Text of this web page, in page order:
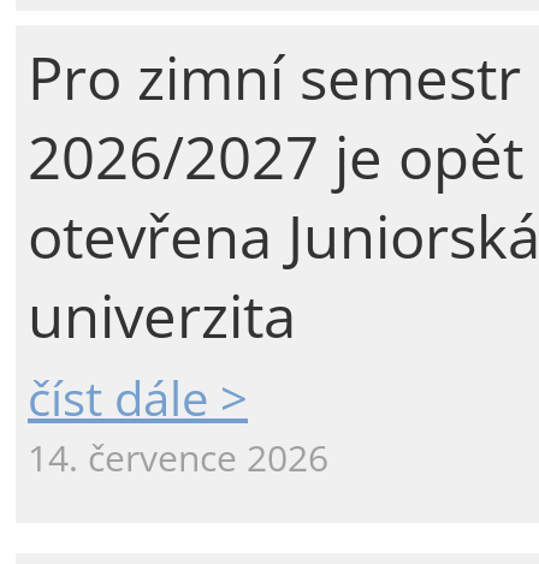
Pro zimní semestr
2026/2027 je opět
otevřena Juniorská
univerzita
číst dále >
14. července 2026